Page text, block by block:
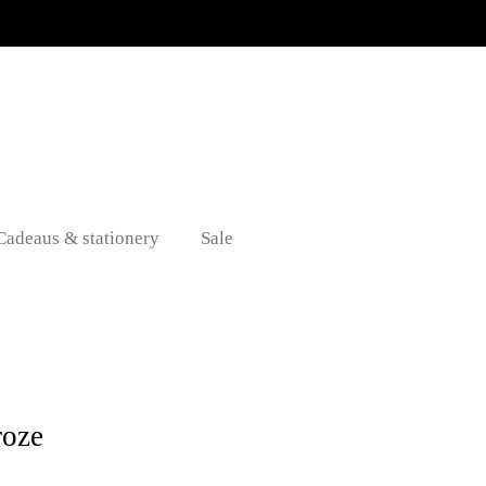
& stationery Sale